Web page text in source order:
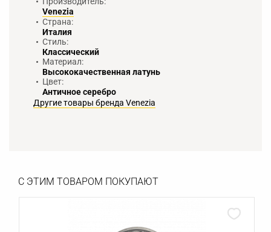
Venezia
Страна:
Италия
Стиль:
Классический
Материал:
Высококачественная латунь
Цвет:
Античное серебро
Другие товары бренда Venezia
С ЭТИМ ТОВАРОМ ПОКУПАЮТ